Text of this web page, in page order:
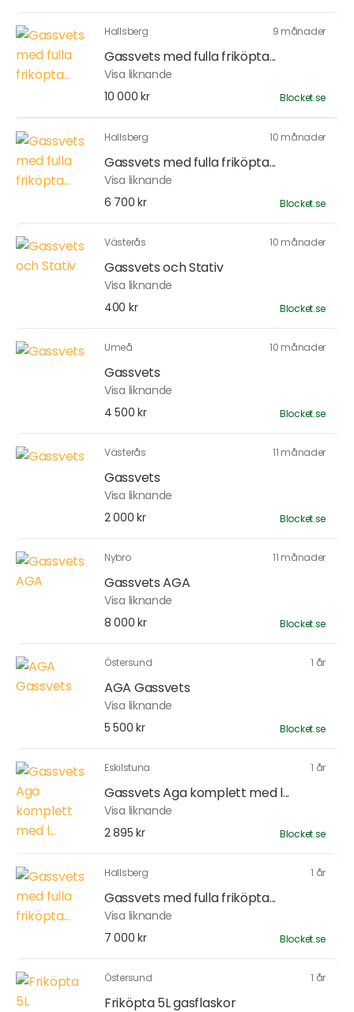
Hallsberg 9 månader
Gassvets med fulla friköpta...
Visa liknande
10 000 kr
Blocket.se
Hallsberg 10 månader
Gassvets med fulla friköpta...
Visa liknande
6 700 kr
Blocket.se
Västerås 10 månader
Gassvets och Stativ
Visa liknande
400 kr
Blocket.se
Umeå 10 månader
Gassvets
Visa liknande
4 500 kr
Blocket.se
Västerås 11 månader
Gassvets
Visa liknande
2 000 kr
Blocket.se
Nybro 11 månader
Gassvets AGA
Visa liknande
8 000 kr
Blocket.se
Östersund 1 år
AGA Gassvets
Visa liknande
5 500 kr
Blocket.se
Eskilstuna 1 år
Gassvets Aga komplett med l...
Visa liknande
2 895 kr
Blocket.se
Hallsberg 1 år
Gassvets med fulla friköpta...
Visa liknande
7 000 kr
Blocket.se
Östersund 1 år
Friköpta 5L gasflaskor